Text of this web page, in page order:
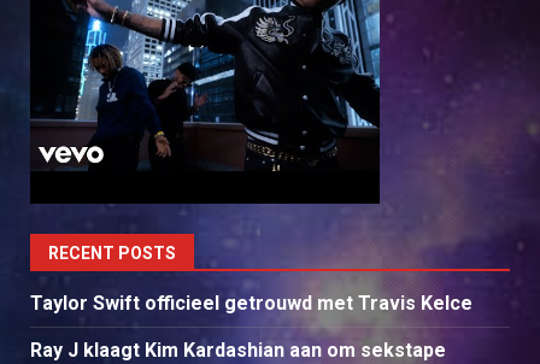
RECENT POSTS
Taylor Swift officieel getrouwd met Travis Kelce
Ray J klaagt Kim Kardashian aan om sekstape